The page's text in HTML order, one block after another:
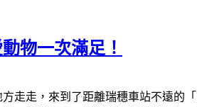
物一次滿足！
走走，來到了距離瑞穗車站不遠的「